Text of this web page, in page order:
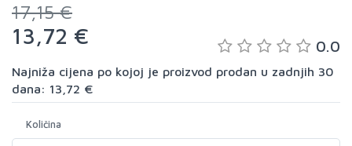
17,15 €
13,72 € 0.0
Najniža cijena po kojoj je proizvod prodan u zadnjih 30
dana: 13,72 €
Količina